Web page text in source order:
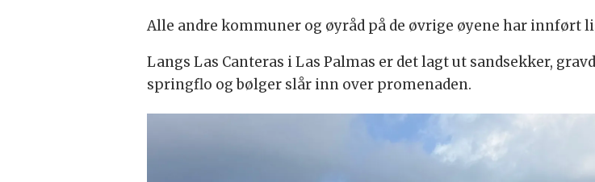
Alle andre kommuner og øyråd på de øvrige øyene har innført
Langs Las Canteras i Las Palmas er det lagt ut sandsekker,
springflo og bølger slår inn over promenaden.